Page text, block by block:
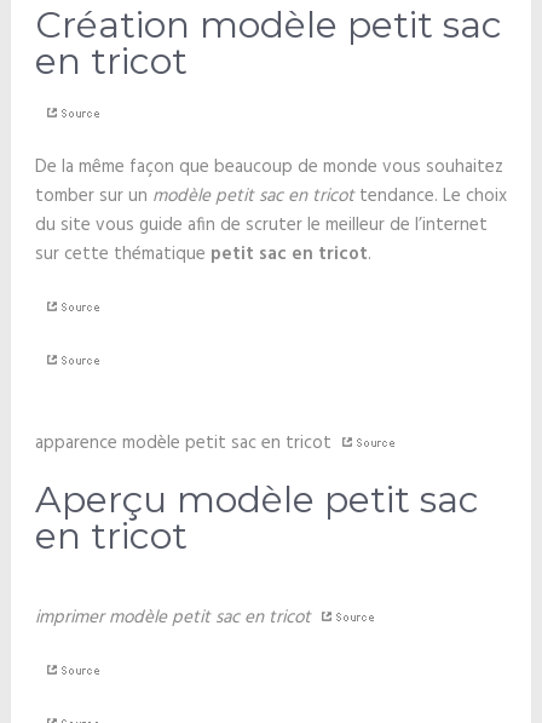
Création modèle petit sac
en tricot
De la même façon que beaucoup de monde vous souhaitez
tomber sur un modèle petit sac en tricottendance. Le choix
du site vous guide afin de scruter le meilleur de l’internet
sur cette thématique petit sac en tricot.
apparence modèle petit sac en tricot
Aperçu modèle petit sac
en tricot
imprimer modèle petit sac en tricot